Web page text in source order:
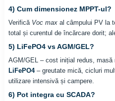
4) Cum dimensionez MPPT-ul?
Verifică Voc max al câmpului PV la
total și curentul de încărcare dorit;
5) LiFePO4 vs AGM/GEL?
AGM/GEL – cost inițial redus, masă
LiFePO4– greutate mică, cicluri
utilizare intensivă și campere.
6) Pot integra cu SCADA?